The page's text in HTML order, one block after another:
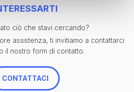
in ottone stagnato resistente alla
ciò che stavi cercando?
assistenza, ti invitiamo a contattarci
il nostro form di contatto.
CONTATTACI